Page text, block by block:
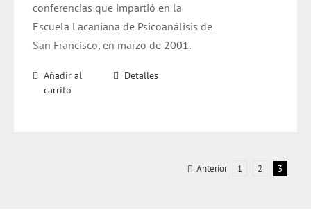
conferencias que impartió en la
Escuela Lacaniana de Psicoanálisis de
San Francisco, en marzo de 2001.
Añadir al
carrito
Detalles
Anterior 1 2 3